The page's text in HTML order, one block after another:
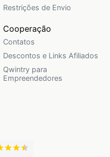
Restrições de Envio
Cooperação
Contatos
Descontos e Links Afiliados
Qwintry para
Empreendedores